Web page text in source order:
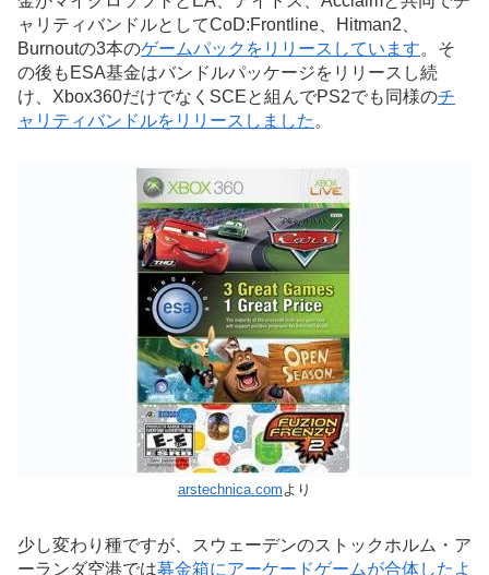
ャリティバンドルとしてCoD:Frontline、Hitman2、
Burnoutの3本のゲームパックをリリースしています。そ
の後もESA基金はバンドルパッケージをリリースし続
け、Xbox360だけでなくSCEと組んでPS2でも同様のチ
ャリティバンドルをリリースしました。
arstechnica.comより
少し変わり種ですが、スウェーデンのストックホルム・ア
ーランダ空港では募金箱にアーケードゲームが合体したよ